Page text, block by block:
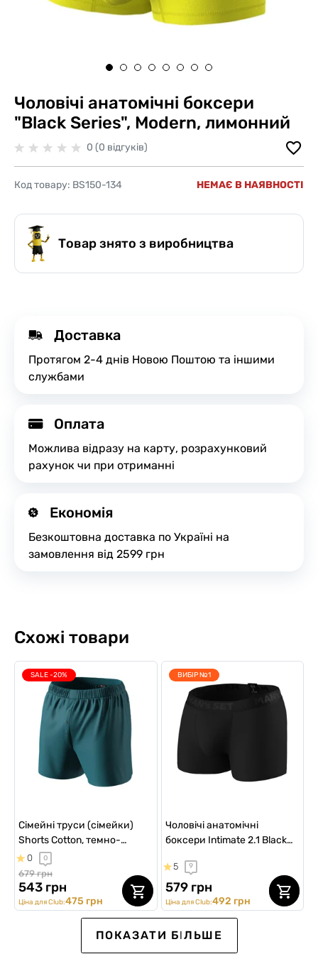
Чоловічі анатомічні боксери
"Black Series", Modern, лимонний
0 (0 відгуків)
Код товару: BS150-134 НЕМАЄ В НАЯВНОСТІ
Товар знято з виробництва
Доставка
Протягом 2-4 днів Новою Поштою та іншими
службами
Оплата
Можлива відразу на карту, розрахунковий
рахунок чи при отриманні
Економія
Безкоштовна доставка по Україні на
замовлення від 2599 грн
Схожі товари
SALE -20%
Сімейні труси (сімейки)
Shorts Cotton, темно-
бірюзовий (left vertical fly)
0 0
679 грн
543 грн
Ціна для Club:475 грн
ВИБІР №1
Чоловічі анатомічні
боксери Intimate 2.1 Black
5 9
579 грн
Ціна для Club:492 грн
SALE -20%
ПОКАЗАТИ БІЛЬШЕ